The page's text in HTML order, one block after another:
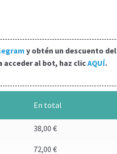
y obtén un descuento del
acceder al bot, haz clicAQUÍ.
En total
38,00€
72,00€